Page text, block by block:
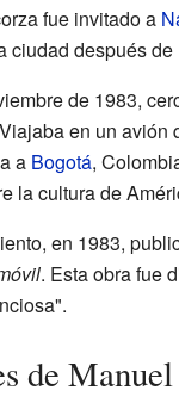
fue invitado a
ciudad después de
de 1983,
en un avión
a Bogotá,
la cultura de
en 1983,
. Esta obra fue
de